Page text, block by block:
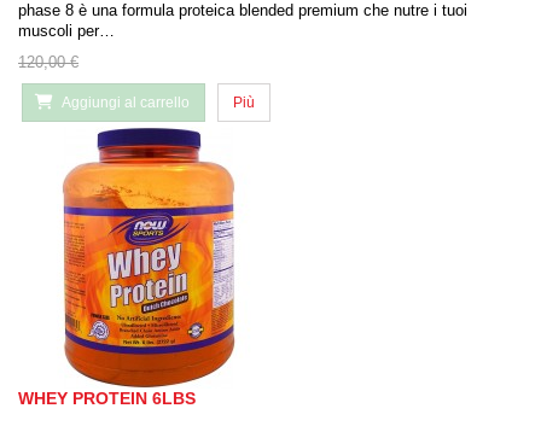
phase 8 è una formula proteica blended premium che nutre i tuoi
muscoli per…
120,00 €
Aggiungi al carrello Più
WHEY PROTEIN 6LBS